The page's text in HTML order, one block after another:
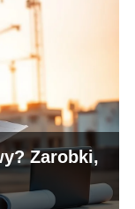
Zarobki,